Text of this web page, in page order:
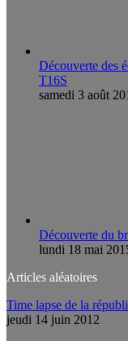
Découverte des
T16S
samedi 3 août
Découverte du
lundi 18 mai
Articles aléatoires
Time lapse de la
jeudi 14 juin 2012